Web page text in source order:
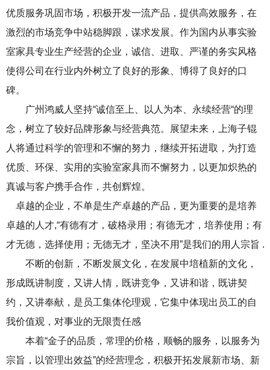
优质服务巩固市场，积极开发一流产品，提供高效服务，在
激烈的市场竞争中站稳脚跟，谋求发展。作为国内从事实验
室家具专业生产经营的企业，诚信、进取、严谨的务实风格
使得公司在行业内外树立了良好的形象、博得了良好的口
碑。
广州鸿威人坚持“诚信至上、以人为本、永续经营“的理
念，树立了较好品牌形象与经营典范。展望未来，上海子锟
人将通过科学的管理和不懈的努力，继续开拓进取，为打造
优质、环保、实用的实验室家具而不懈努力，以更加炽热的
真诚与客户携手合作，共创辉煌。
卓越的企业，不单是生产卓越的产品，更为重要的是培养
卓越的人才,“有德有才，破格录用；有德无才，培养使用；有
才无德，选择使用；无德无才，坚决不用”是我们的用人宗旨 .
不断的创新，不断发展文化，在发展中培植新的文化，
形成既讲制度，又讲人情，既讲竞争，又讲和谐，既讲契
约，又讲奉献，是员工集体伦理观，它集中体现出员工的自
我价值观，对事业的无限责任感
本着“金子的品质，常理的价格，顺畅的服务，以服务为
宗旨，以管理出效益”的经营理念，积极开拓发展新市场、新